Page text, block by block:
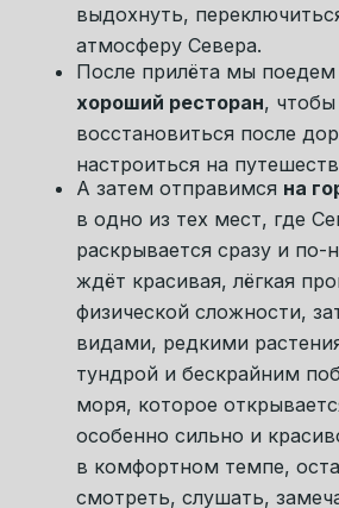
на Север: ради вкуса,
солёного воздуха и ощущения,
прожит красиво и правильно.
просто ужин, а мягкое
дня, когда уже начинаешь
отпускает внутреннее
После ужина мы отправимся в
гостевой дом на берегу
будем жить на протяжении
путешествия. Это место с
задаёт всему туру
настоящего Севера. У дома есть
собственная набережная, а
нескольких минутах пешком
песчаный пляж и смотровая
видами на море и горы.